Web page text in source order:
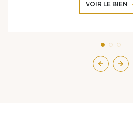
VOIR LE BIEN